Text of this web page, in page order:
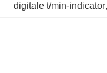
digitale t/min-indicator,